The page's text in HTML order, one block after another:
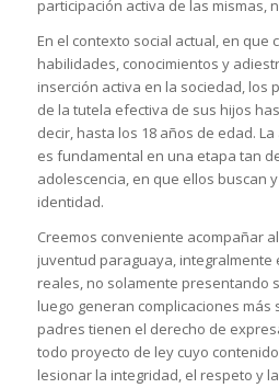
participación activa de las mismas,
En el contexto social actual, en que
habilidades, conocimientos y
inserción activa en la sociedad, los
de la tutela efectiva de sus hijos
decir, hasta los 18 años de edad.
es fundamental en una etapa tan
adolescencia, en que ellos buscan
identidad.
Creemos conveniente acompañar
juventud paraguaya, integralmente
reales, no solamente presentando
luego generan complicaciones más
padres tienen el derecho de
todo proyecto de ley cuyo
lesionar la integridad, el respeto y